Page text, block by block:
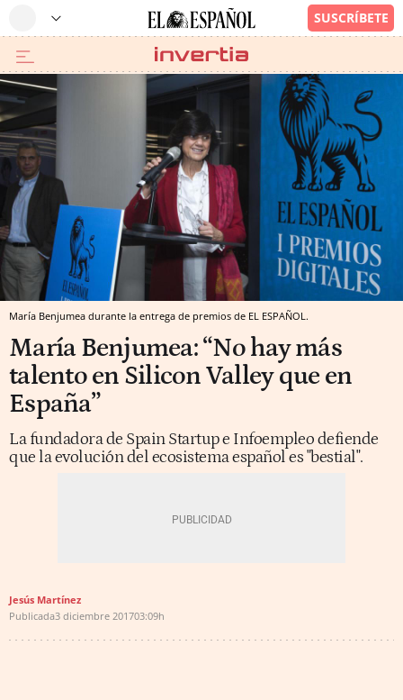
María Benjumea durante la entrega de premios de EL ESPAÑOL.
María Benjumea: “No hay más
talento en Silicon Valley que en
España”
La fundadora de Spain Startup e Infoempleo defiende
que la evolución del ecosistema español es "bestial".
Jesús Martínez
Publicada3 diciembre 201703:09h